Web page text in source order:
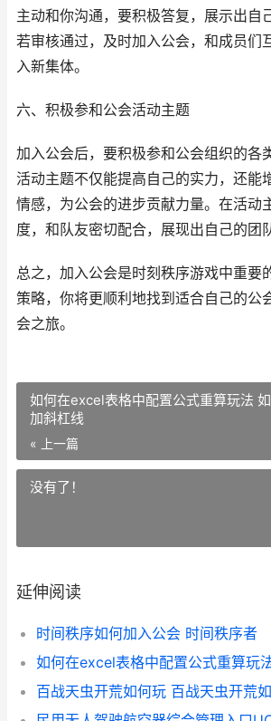
主动和你沟通，要积极答复，展示出自
若审核通过，及时加入公会，和成员们
入新集体。
六、积极参和公会活动主题
加入公会后，要积极参和公会组织的各
活动主题不仅能提高自己的实力，还能
情感，为公会的进步贡献力量。在活动
度，和队友密切配合，展现出自己的团
总之，加入公会是时刻秩序游戏中重要
策略，你将更顺利地找到适合自己的公
会之旅。
如何在excel表格中配置公式重算玩法
加斜杠线
« 上一篇
没有了！
延伸阅读
时间秩序如何加入公会 时间秩序者
百战天虫开荒如何玩 百战天虫开荒